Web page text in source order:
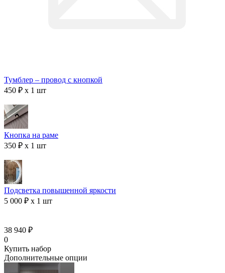
Тумблер – провод с кнопкой
450 ₽ x 1 шт
Кнопка на раме
350 ₽ x 1 шт
Подсветка повышенной яркости
5 000 ₽ x 1 шт
38 940 ₽
0
Купить набор
Дополнительные опции